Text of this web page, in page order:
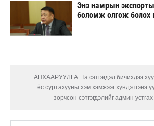
Энэ намрын
боломж олгож болох
АНХААРУУЛГА: Та сэтгэгдэл бичихдээ
ёс суртахууны хэм хэмжээг хүндэтгэнэ
зөрчсөн сэтгэгдэлийг админ